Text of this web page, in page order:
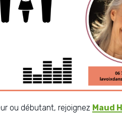
ou débutant, rejoignez Maud